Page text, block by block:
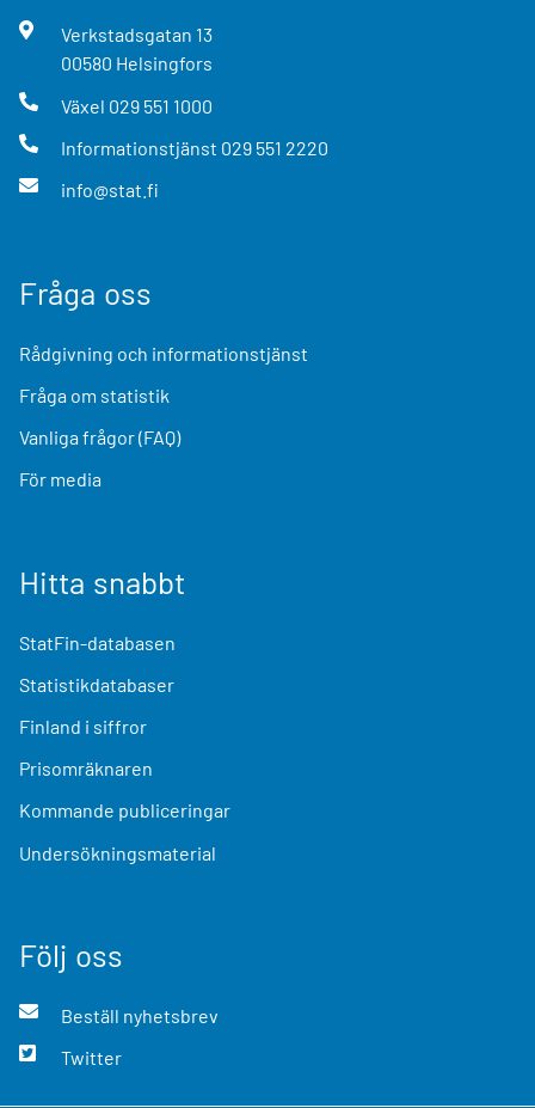
Verkstadsgatan 13
00580 Helsingfors
Växel 029 551 1000
Informationstjänst 029 551 2220
info@stat.fi
Fråga oss
Rådgivning och informationstjänst
Fråga om statistik
Vanliga frågor (FAQ)
För media
Hitta snabbt
StatFin-databasen
Statistikdatabaser
Finland i siffror
Prisomräknaren
Kommande publiceringar
Undersökningsmaterial
Följ oss
Beställ nyhetsbrev
Twitter